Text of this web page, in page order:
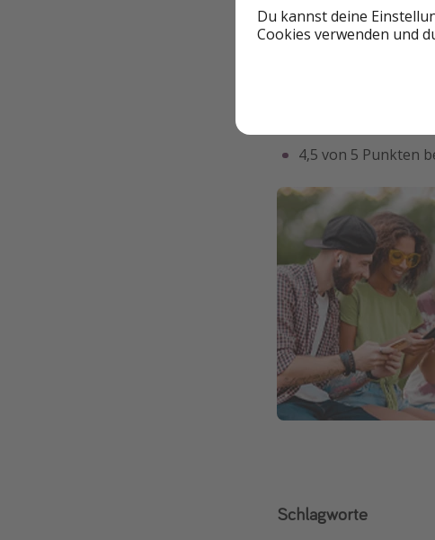
Bewertungs-Check
100%
4,5 von 5 Punkten
Schlagworte
Du kannst deine
Cookies verwenden und